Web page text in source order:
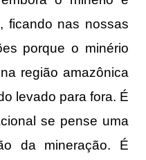
ficando nas nossas
porque o minério
região amazônica
levado para fora. É
se pense uma
da mineração. É